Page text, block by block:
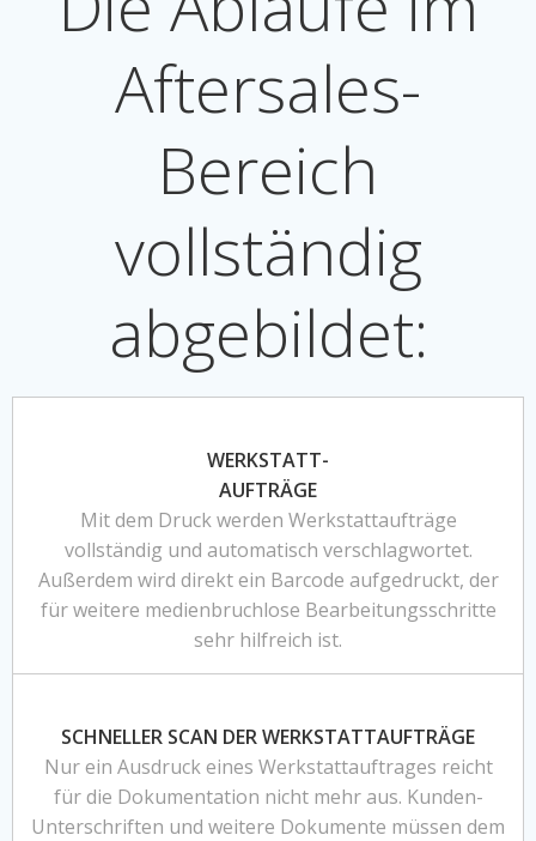
Aftersales-
Bereich
vollständig
abgebildet:
WERKSTATT-
AUFTRÄGE
Mit dem Druck werden Werkstattaufträge
vollständig und automatisch verschlagwortet.
Außerdem wird direkt ein Barcode aufgedruckt, der
für weitere medienbruchlose Bearbeitungsschritte
sehr hilfreich ist.
SCHNELLER SCAN DER WERKSTATTAUFTRÄGE
Nur ein Ausdruck eines Werkstattauftrages reicht
für die Dokumentation nicht mehr aus. Kunden-
Unterschriften und weitere Dokumente müssen dem